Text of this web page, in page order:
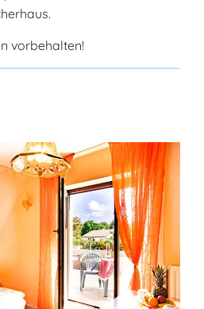
vorbehalten!